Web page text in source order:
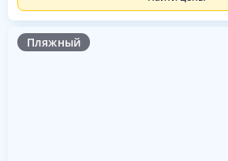
Пляжный